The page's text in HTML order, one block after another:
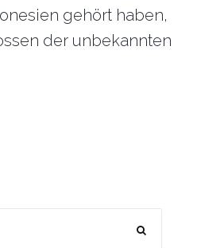
gehört haben,
der unbekannten